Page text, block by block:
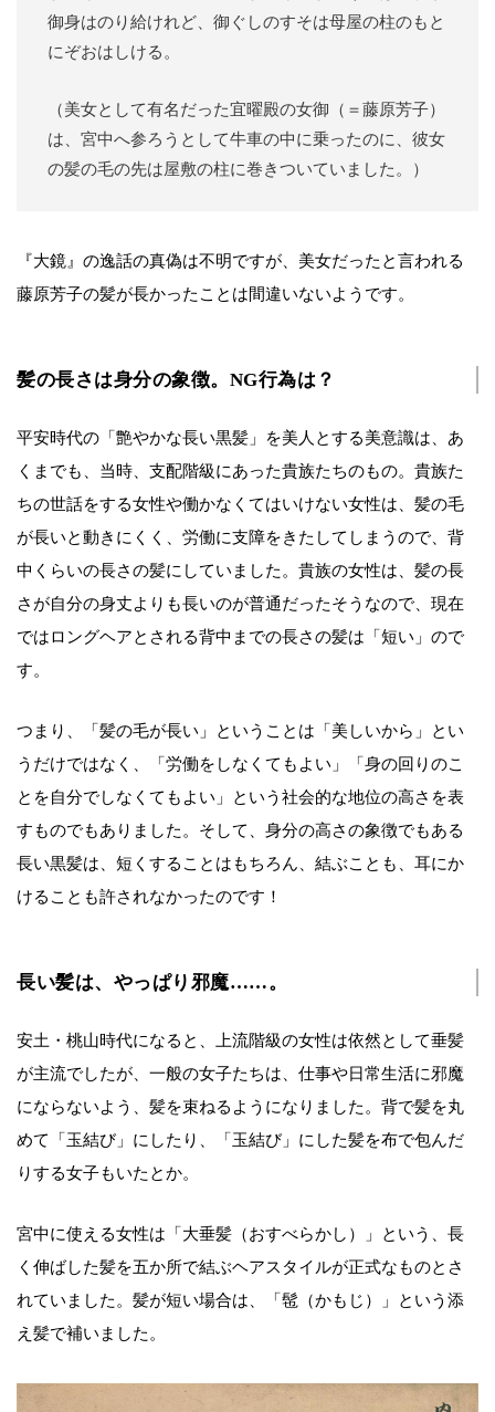
御身はのり給けれど、御ぐしのすそは母屋の柱のもと
にぞおはしける。
（美女として有名だった宜曜殿の女御（＝藤原芳子）
は、宮中へ参ろうとして牛車の中に乗ったのに、彼女
の髪の毛の先は屋敷の柱に巻きついていました。）
『大鏡』の逸話の真偽は不明ですが、美女だったと言われる
藤原芳子の髪が長かったことは間違いないようです。
髪の長さは身分の象徴。NG行為は？
平安時代の「艶やかな長い黒髪」を美人とする美意識は、あ
くまでも、当時、支配階級にあった貴族たちのもの。貴族た
ちの世話をする女性や働かなくてはいけない女性は、髪の毛
が長いと動きにくく、労働に支障をきたしてしまうので、背
中くらいの長さの髪にしていました。貴族の女性は、髪の長
さが自分の身丈よりも長いのが普通だったそうなので、現在
ではロングヘアとされる背中までの長さの髪は「短い」ので
す。
つまり、「髪の毛が長い」ということは「美しいから」とい
うだけではなく、「労働をしなくてもよい」「身の回りのこ
とを自分でしなくてもよい」という社会的な地位の高さを表
すものでもありました。そして、身分の高さの象徴でもある
長い黒髪は、短くすることはもちろん、結ぶことも、耳にか
けることも許されなかったのです！
長い髪は、やっぱり邪魔……。
安土・桃山時代になると、上流階級の女性は依然として垂髪
が主流でしたが、一般の女子たちは、仕事や日常生活に邪魔
にならないよう、髪を束ねるようになりました。背で髪を丸
めて「玉結び」にしたり、「玉結び」にした髪を布で包んだ
りする女子もいたとか。
宮中に使える女性は「大垂髪（おすべらかし）」という、長
く伸ばした髪を五か所で結ぶヘアスタイルが正式なものとさ
れていました。髪が短い場合は、「髢（かもじ）」という添
え髪で補いました。